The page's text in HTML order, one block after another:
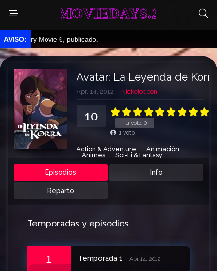
MOVIEDAYS.2
Movie 6, publicado.
Avatar: La Leyenda de Korra
Apr. 14, 2012 Nickelodeon
Tu voto: 0
10
1 voto
Action & Adventure
Animación
Animes
Sci-Fi & Fantasy
Episodios Info
Reparto
Temporadas y episodios
1 Temporada 1 Apr. 14, 2012